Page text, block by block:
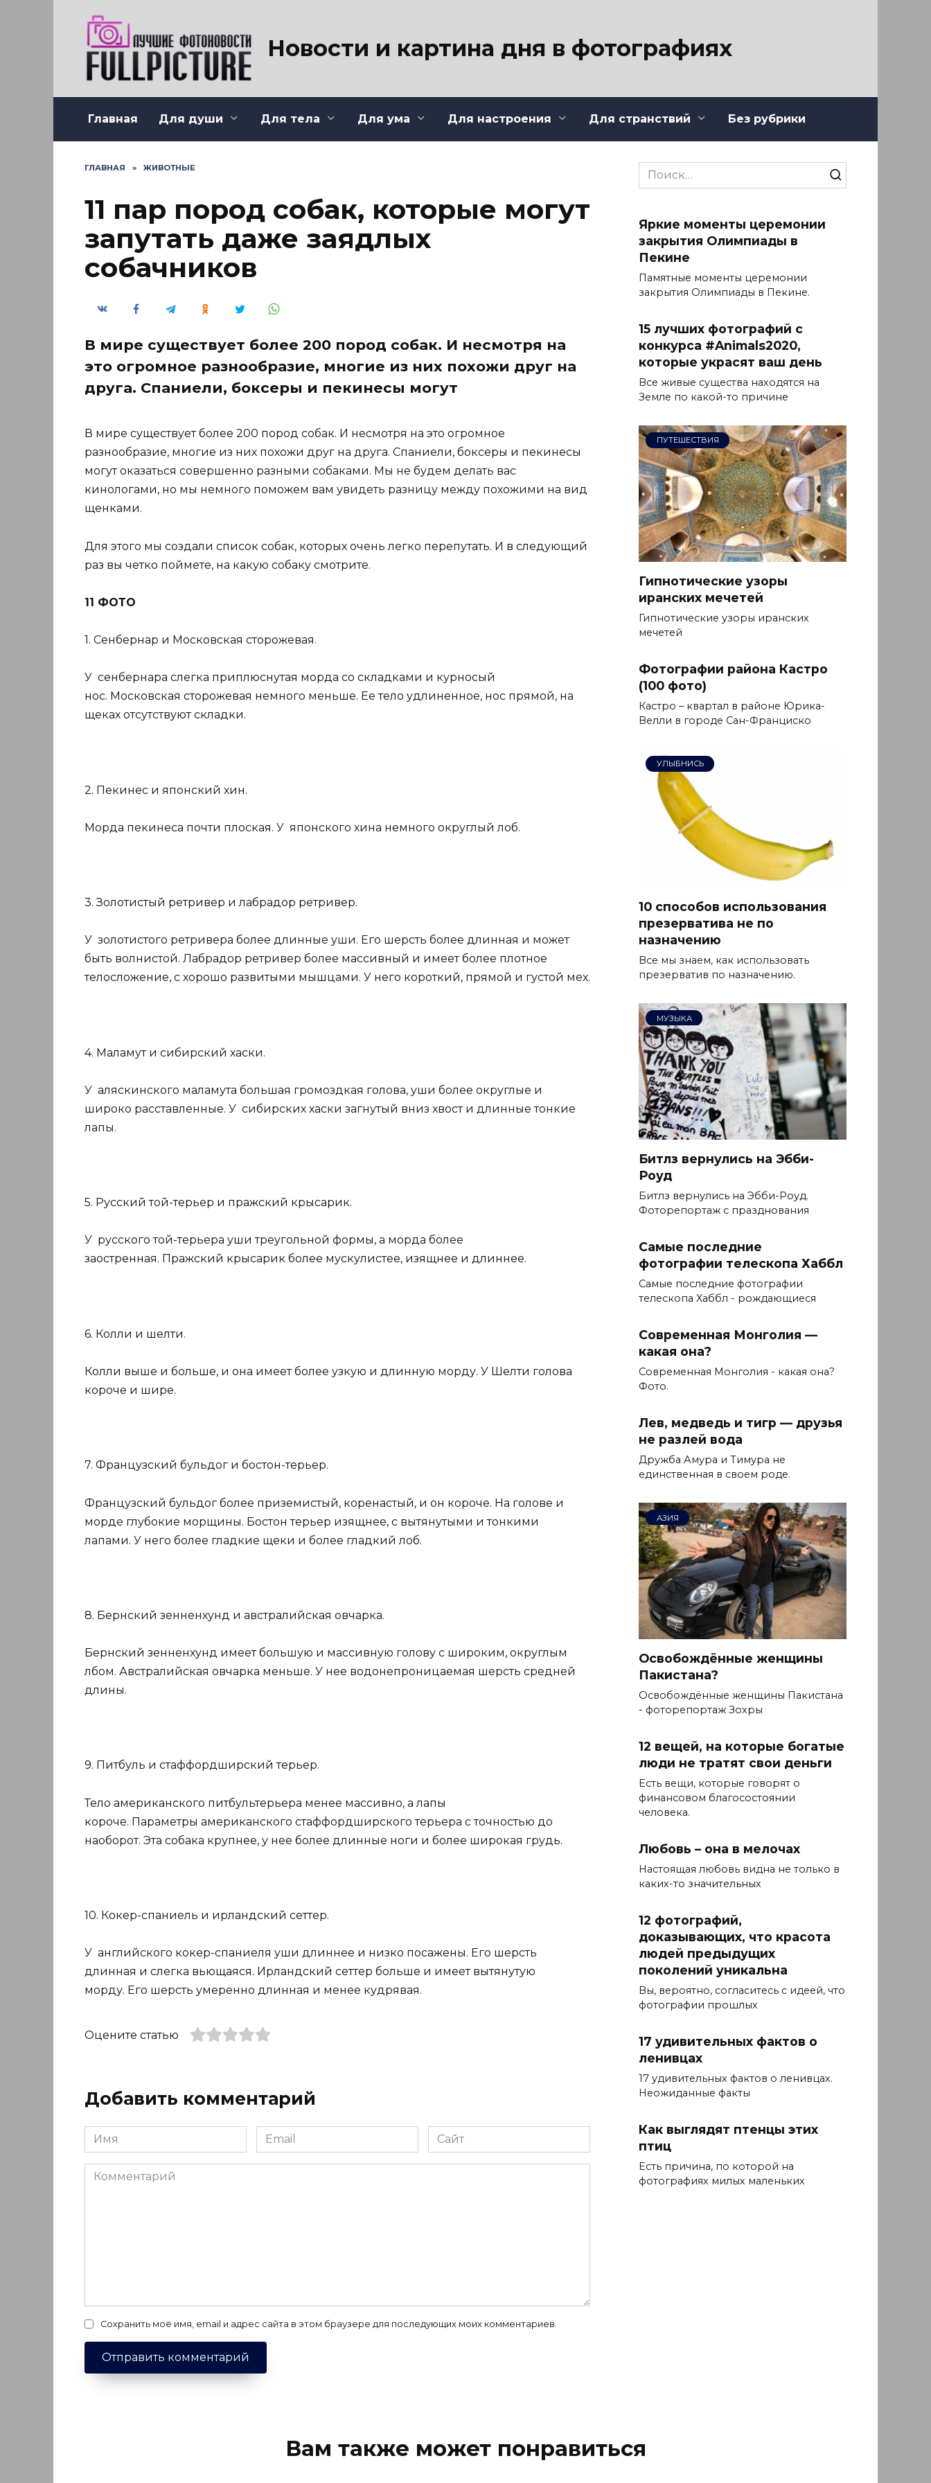
Новости и картина дня в фотографиях
Главная Для души Для тела Для ума Для настроения Для странствий Без рубрики
ГЛАВНАЯ » ЖИВОТНЫЕ
11 пар пород собак, которые могут
запутать даже заядлых
собачников
В мире существует более 200 пород собак. И несмотря на
это огромное разнообразие, многие из них похожи друг на
друга. Спаниели, боксеры и пекинесы могут
В мире существует более 200 пород собак. И несмотря на это огромное
разнообразие, многие из них похожи друг на друга. Спаниели, боксеры и пекинесы
могут оказаться совершенно разными собаками. Мы не будем делать вас
кинологами, но мы немного поможем вам увидеть разницу между похожими на вид
щенками.
Для этого мы создали список собак, которых очень легко перепутать. И в следующий
раз вы четко поймете, на какую собаку смотрите.
11 ФОТО
1. Сенбернар и Московская сторожевая.
У сенбернара слегка приплюснутая морда со складками и курносый
нос. Московская сторожевая немного меньше. Ее тело удлиненное, нос прямой, на
щеках отсутствуют складки.
2. Пекинес и японский хин.
Морда пекинеса почти плоская. У японского хина немного округлый лоб.
3. Золотистый ретривер и лабрадор ретривер.
У золотистого ретривера более длинные уши. Его шерсть более длинная и может
быть волнистой. Лабрадор ретривер более массивный и имеет более плотное
телосложение, с хорошо развитыми мышцами. У него короткий, прямой и густой мех.
4. Маламут и сибирский хаски.
У аляскинского маламута большая громоздкая голова, уши более округлые и
широко расставленные. У сибирских хаски загнутый вниз хвост и длинные тонкие
лапы.
5. Русский той-терьер и пражский крысарик.
У русского той-терьера уши треугольной формы, а морда более
заостренная. Пражский крысарик более мускулистее, изящнее и длиннее.
6. Колли и шелти.
Колли выше и больше, и она имеет более узкую и длинную морду. У Шелти голова
короче и шире.
7. Французский бульдог и бостон-терьер.
Французский бульдог более приземистый, коренастый, и он короче. На голове и
морде глубокие морщины. Бостон терьер изящнее, с вытянутыми и тонкими
лапами. У него более гладкие щеки и более гладкий лоб.
8. Бернский зенненхунд и австралийская овчарка.
Бернский зенненхунд имеет большую и массивную голову с широким, округлым
лбом. Австралийская овчарка меньше. У нее водонепроницаемая шерсть средней
длины.
9. Питбуль и стаффордширский терьер.
Тело американского питбультерьера менее массивно, а лапы
короче. Параметры американского стаффордширского терьера с точностью до
наоборот. Эта собака крупнее, у нее более длинные ноги и более широкая грудь.
10. Кокер-спаниель и ирландский сеттер.
У английского кокер-спаниеля уши длиннее и низко посажены. Его шерсть
длинная и слегка вьющаяся. Ирландский сеттер больше и имеет вытянутую
морду. Его шерсть умеренно длинная и менее кудрявая.
Оцените статью
Добавить комментарий
Имя
*
Email
*
Сайт
Комментарий
Сохранить моё имя, email и адрес сайта в этом браузере для последующих моих комментариев.
Search
for:
Яркие моменты церемонии
закрытия Олимпиады в
Пекине
Памятные моменты церемонии
закрытия Олимпиады в Пекине.
15 лучших фотографий с
конкурса #Animals2020,
которые украсят ваш день
Все живые существа находятся на
Земле по какой-то причине
ПУТЕШЕСТВИЯ
Гипнотические узоры
иранских мечетей
Гипнотические узоры иранских
мечетей
Фотографии района Кастро
(100 фото)
Кастро – квартал в районе Юрика-
Велли в городе Сан-Франциско
УЛЫБНИСЬ
10 способов использования
презерватива не по
назначению
Все мы знаем, как использовать
презерватив по назначению.
МУЗЫКА
Битлз вернулись на Эбби-
Роуд
Битлз вернулись на Эбби-Роуд.
Фоторепортаж с празднования
Самые последние
фотографии телескопа Хаббл
Самые последние фотографии
телескопа Хаббл - рождающиеся
Современная Монголия —
какая она?
Современная Монголия - какая она?
Фото.
Лев, медведь и тигр — друзья
не разлей вода
Дружба Амура и Тимура не
единственная в своем роде.
АЗИЯ
Освобождённые женщины
Пакистана?
Освобождённые женщины Пакистана
- фоторепортаж Зохры
12 вещей, на которые богатые
люди не тратят свои деньги
Есть вещи, которые говорят о
финансовом благосостоянии
человека.
Любовь – она в мелочах
Настоящая любовь видна не только в
каких-то значительных
12 фотографий,
доказывающих, что красота
людей предыдущих
поколений уникальна
Вы, вероятно, согласитесь с идеей, что
фотографии прошлых
17 удивительных фактов о
ленивцах
17 удивительных фактов о ленивцах.
Неожиданные факты
Как выглядят птенцы этих
птиц
Есть причина, по которой на
фотографиях милых маленьких
Вам также может понравиться